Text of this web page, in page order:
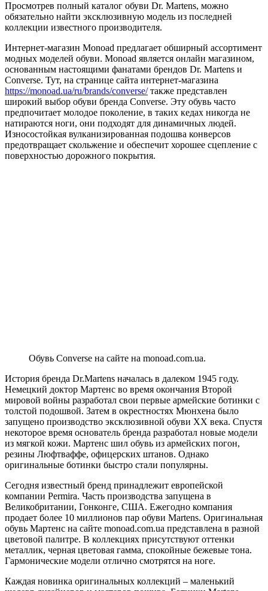
Просмотрев полный каталог обуви Dr. Martens, можно
обязательно найти эксклюзивную модель из последней
коллекции известного производителя.
Интернет-магазин Monoad предлагает обширный ассортимент
модных моделей обуви. Мonoad является онлайн магазином,
основанным настоящими фанатами брендов Dr. Martens и
Converse. Тут, на странице сайта интернет-магазина
https://monoad.ua/ru/brands/converse/также представлен
широкий выбор обуви бренда Converse. Эту обувь часто
предпочитает молодое поколение, в таких кедах никогда не
натираются ноги, они подходят для динамичных людей.
Износостойкая вулканизированная подошва конверсов
предотвращает скольжение и обеспечит хорошее сцепление с
поверхностью дорожного покрытия.
Обувь Converse на сайте на monoad.com.ua.
История бренда Dr.Martens началась в далеком 1945 году.
Немецкий доктор Мартенс во время окончания Второй
мировой войны разработал свои первые армейские ботинки с
толстой подошвой. Затем в окрестностях Мюнхена было
запущено производство эксклюзивной обуви XX века. Спустя
некоторое время основатель бренда разработал новые модели
из мягкой кожи. Мартенс шил обувь из армейских погон,
резины Люфтваффе, офицерских штанов. Однако
оригинальные ботинки быстро стали популярны.
Сегодня известный бренд принадлежит европейской
компании Permira. Часть производства запущена в
Великобритании, Гонконге, США. Ежегодно компания
продает более 10 миллионов пар обуви Martens. Оригинальная
обувь Мартенс на сайте monoad.com.ua представлена ​​в разной
цветовой палитре. В коллекциях присутствуют оттенки
металлик, черная цветовая гамма, спокойные бежевые тона.
Гармонические модели отлично смотрятся на ноге.
Каждая новинка оригинальных коллекций – маленький